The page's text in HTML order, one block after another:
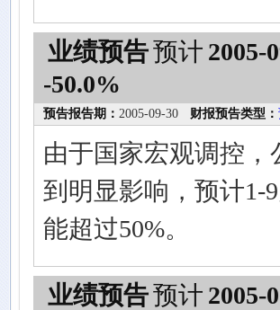
业绩预告预计 2005-
-50.0%
预告报告期： 2005-09-30 财报预告类型：
由于国家宏观调控
到明显影响，预计1-
能超过50%。
业绩预告预计 2005-